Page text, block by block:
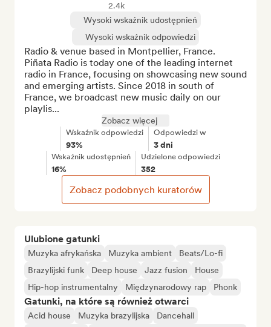
Ulubione gatunki
Muzyka afrykańska Muzyka ambient
Beats/Lo-fi
Brazylijski funk
Deep house Jazz fusion
House
Hip-hop instrumentalny
Międzynarodowy rap Phonk
Gatunki, na które są również otwarci
Acid house Muzyka brazylijska
Dancehall
2.4k
Wysoki wskaźnik udostępnień
Wysoki wskaźnik odpowiedzi
Radio & venue based in Montpellier, France.
Piñata Radio is today one of the leading internet
radio in France, focusing on showcasing new sound
and emerging artists. Since 2018 in south of
France, we broadcast new music daily on our
playlis...
Zobacz więcej
Wskaźnik odpowiedzi
93%
Odpowiedzi w
3 dni
Wskaźnik udostępnień
16%
Udzielone odpowiedzi
352
Zobacz podobnych kuratorów